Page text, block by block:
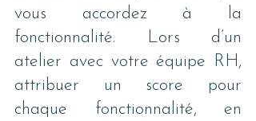
vous accordez à la
fonctionnalité. Lors d’un
atelier avec votre équipe RH,
attribuer un score pour
chaque fonctionnalité, en